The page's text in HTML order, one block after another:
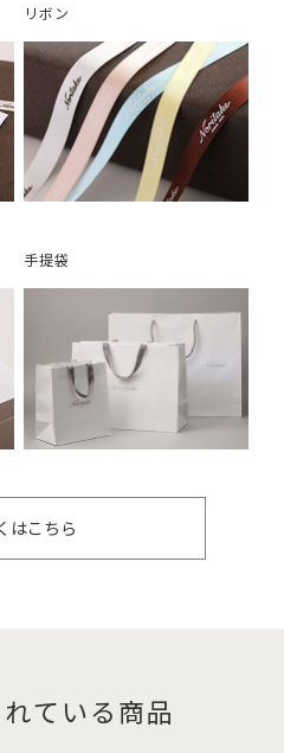
リボン
手提袋
はこちら
ている商品